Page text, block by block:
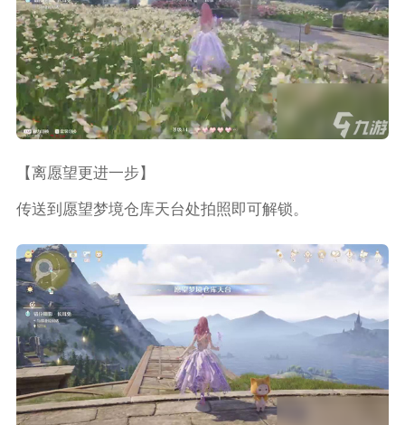
【离愿望更进一步】
传送到愿望梦境仓库天台处拍照即可解锁。